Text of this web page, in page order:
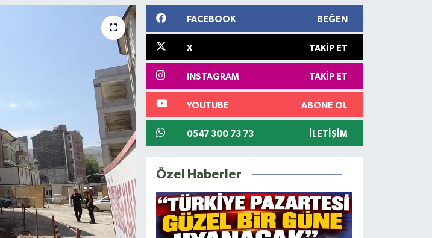
FACEBOOK BEĞEN
X TAKIP ET
INSTAGRAM TAKIP ET
YOUTUBE ABONE OL
0547 300 73 73 İLETIŞIM
Özel Haberler